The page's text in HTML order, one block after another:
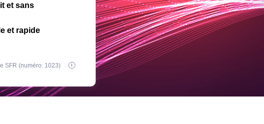
et sans
et rapide
SFR (numéro: 1023)